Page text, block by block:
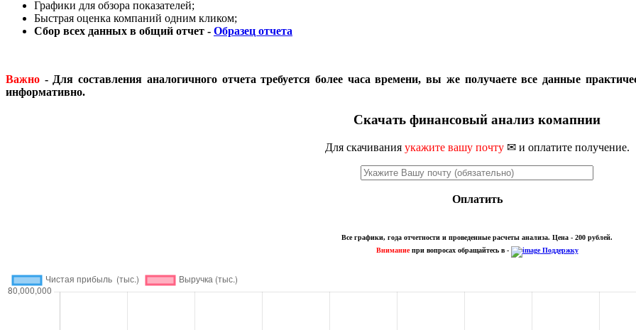
Графики для обзора показателей;
Быстрая оценка компаний одним кликом;
Сбор всех данных в общий отчет - Образец отчета
Важно - Для составления аналогичного отчета требуется более часа времени, вы же получаете все данные
информативно.
Скачать финансовый анализ комапнии
Для скачивания укажите вашу почту✉ и оплатите получение.
Оплатить
Все графики, года отчетности и проведенные расчеты анализа. Цена - 200 рублей.
Внимание при вопросах обращайтесь в - Поддержку